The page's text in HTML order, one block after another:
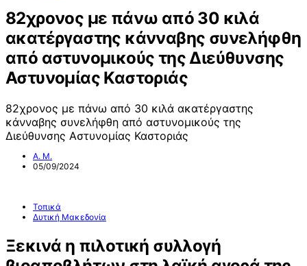
82χρονος με πάνω από 30 κιλά
ακατέργαστης κάνναβης συνελήφθη
από αστυνομικούς της Διεύθυνσης
Αστυνομίας Καστοριάς
82χρονος με πάνω από 30 κιλά ακατέργαστης
κάνναβης συνελήφθη από αστυνομικούς της
Διεύθυνσης Αστυνομίας Καστοριάς
Α. Μ.
05/09/2024
Τοπικά
Δυτική Μακεδονία
Ξεκινά η πιλοτική συλλογή